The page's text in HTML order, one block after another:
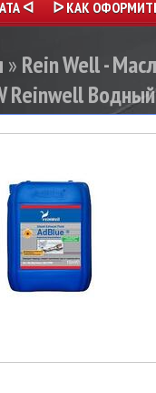
ᐊ ᐅ КАК
» Rein Well -
Reinwell